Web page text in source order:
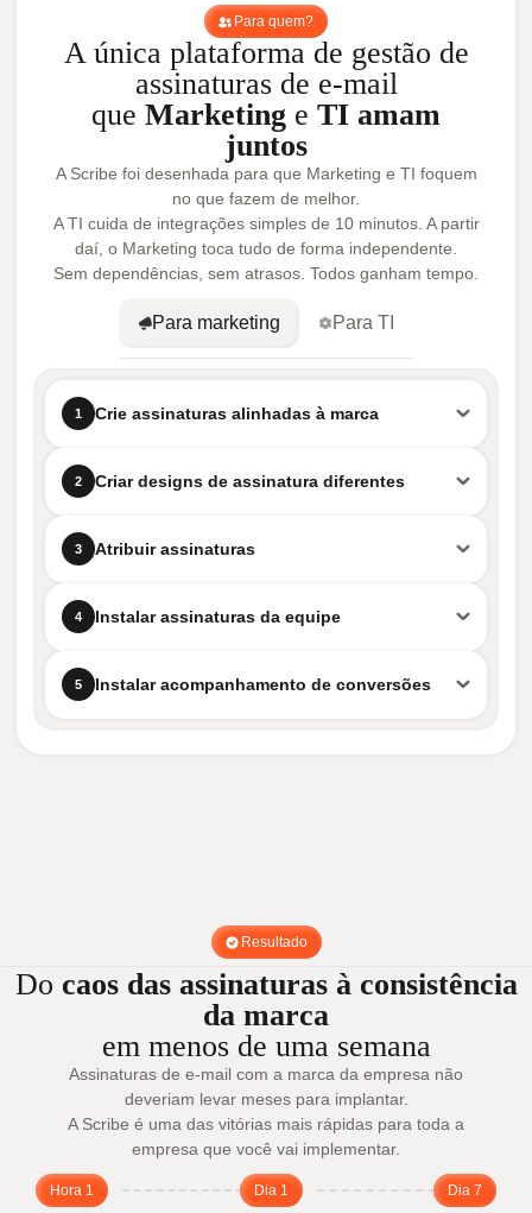
Para quem?
A única plataforma de gestão de
assinaturas de e-mail
que Marketing e TI amam
juntos
A Scribe foi desenhada para que Marketing e TI foquem
no que fazem de melhor.
A TI cuida de integrações simples de 10 minutos. A partir
daí, o Marketing toca tudo de forma independente.
Sem dependências, sem atrasos. Todos ganham tempo.
Para marketing Para TI
1 Crie assinaturas alinhadas à marca
2 Criar designs de assinatura diferentes
3 Atribuir assinaturas
4 Instalar assinaturas da equipe
5 Instalar acompanhamento de conversões
Resultado
Do caos das assinaturas à consistência
da marca
em menos de uma semana
Assinaturas de e-mail com a marca da empresa não
deveriam levar meses para implantar.
A Scribe é uma das vitórias mais rápidas para toda a
empresa que você vai implementar.
Hora 1 Dia 1 Dia 7